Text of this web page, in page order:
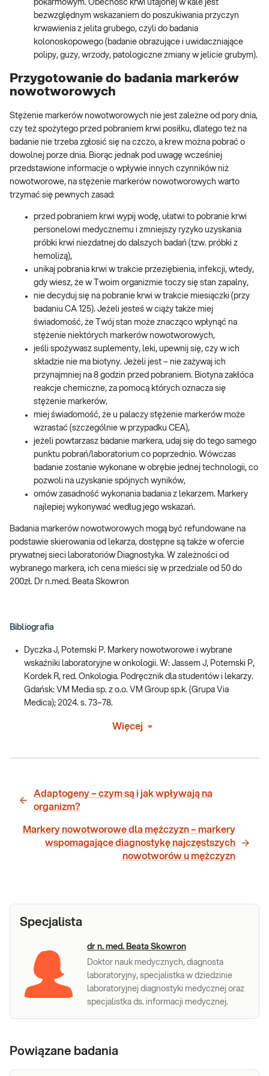
pokarmowym. Obecność krwi utajonej w kale jest
bezwzględnym wskazaniem do poszukiwania przyczyn
krwawienia z jelita grubego, czyli do badania
kolonoskopowego (badanie obrazujące i uwidaczniające
polipy, guzy, wrzody, patologiczne zmiany w jelicie grubym).
Przygotowanie do badania markerów
nowotworowych
Stężenie markerów nowotworowych nie jest zależne od pory dnia,
czy też spożytego przed pobraniem krwi posiłku, dlatego też na
badanie nie trzeba zgłosić się na czczo, a krew można pobrać o
dowolnej porze dnia. Biorąc jednak pod uwagę wcześniej
przedstawione informacje o wpływie innych czynników niż
nowotworowe, na stężenie markerów nowotworowych warto
trzymać się pewnych zasad:
przed pobraniem krwi wypij wodę, ułatwi to pobranie krwi
personelowi medycznemu i zmniejszy ryzyko uzyskania
próbki krwi niezdatnej do dalszych badań (tzw. próbki z
hemolizą),
unikaj pobrania krwi w trakcie przeziębienia, infekcji, wtedy,
gdy wiesz, że w Twoim organizmie toczy się stan zapalny,
nie decyduj się na pobranie krwi w trakcie miesiączki (przy
badaniu CA 125). Jeżeli jesteś w ciąży także miej
świadomość, że Twój stan może znacząco wpłynąć na
stężenie niektórych markerów nowotworowych,
jeśli spożywasz suplementy, leki, upewnij się, czy w ich
składzie nie ma biotyny. Jeżeli jest – nie zażywaj ich
przynajmniej na 8 godzin przed pobraniem. Biotyna zakłóca
reakcje chemiczne, za pomocą których oznacza się
stężenie markerów,
miej świadomość, że u palaczy stężenie markerów może
wzrastać (szczególnie w przypadku CEA),
jeżeli powtarzasz badanie markera, udaj się do tego samego
punktu pobrań/laboratorium co poprzednio. Wówczas
badanie zostanie wykonane w obrębie jednej technologii, co
pozwoli na uzyskanie spójnych wyników,
omów zasadność wykonania badania z lekarzem. Markery
najlepiej wykonywać według jego wskazań.
Badania markerów nowotworowych mogą być refundowane na
podstawie skierowania od lekarza, dostępne są także w ofercie
prywatnej sieci laboratoriów Diagnostyka. W zależności od
wybranego markera, ich cena mieści się w przedziale od 50 do
200zł. Dr n.med. Beata Skowron
Bibliografia
Dyczka J, Potemski P. Markery nowotworowe i wybrane
wskaźniki laboratoryjne w onkologii. W: Jassem J, Potemski P,
Kordek R, red. Onkologia. Podręcznik dla studentów i lekarzy.
Gdańsk: VM Media sp. z o.o. VM Group sp.k. (Grupa Via
Medica); 2024. s. 73–78.
Więcej
Adaptogeny – czym są i jak wpływają na
organizm?
Markery nowotworowe dla mężczyzn – markery
wspomagające diagnostykę najczęstszych
nowotworów u mężczyzn
Specjalista
dr n. med. Beata Skowron
Doktor nauk medycznych, diagnosta
laboratoryjny, specjalistka w dziedzinie
laboratoryjnej diagnostyki medycznej oraz
specjalistka ds. informacji medycznej.
Powiązane badania